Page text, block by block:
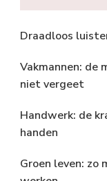
Draadloos
Vakmannen: de
niet vergeet
Handwerk: de
handen
Groen leven: zo